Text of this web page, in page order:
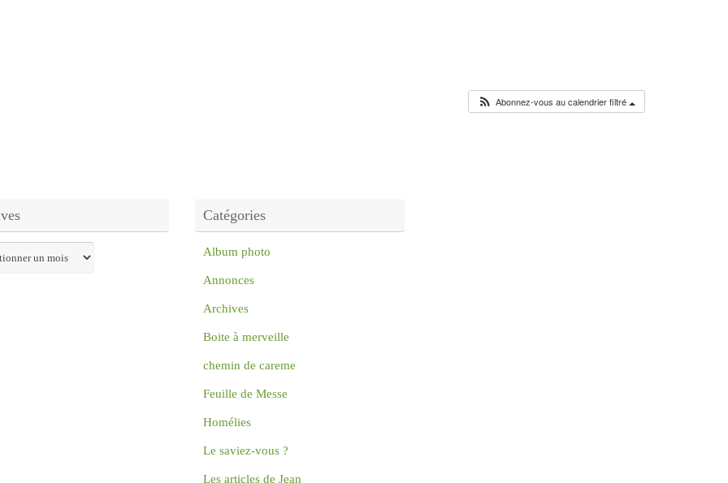
Abonnez-vous au calendrier filtré
Catégories
Album photo
Annonces
Archives
Boite à merveille
chemin de careme
Feuille de Messe
Homélies
Le saviez-vous ?
Les articles de Jean